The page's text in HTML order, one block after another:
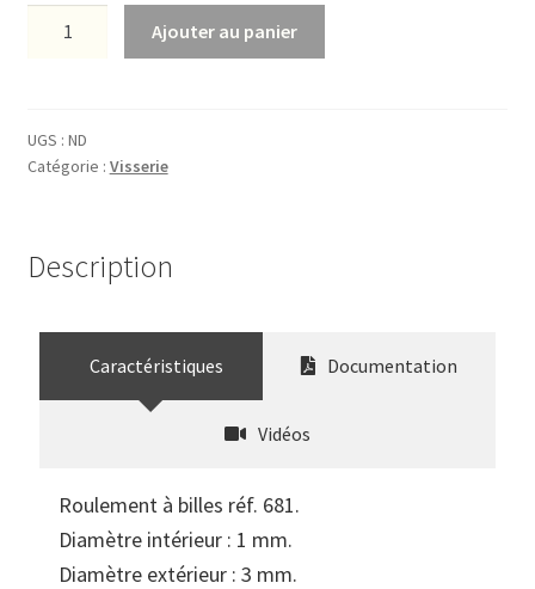
Ajouter au panier
UGS : ND
Catégorie : Visserie
Description
Caractéristiques Documentation
Vidéos
Roulement à billes réf. 681.
Diamètre intérieur : 1 mm.
Diamètre extérieur : 3 mm.